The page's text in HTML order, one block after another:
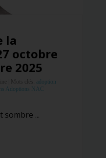
la
octobre
2025
|
adoption
Adoptions NAC
sombre ...